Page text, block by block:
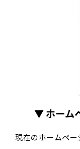
▼ ホーム
現在のホームペー